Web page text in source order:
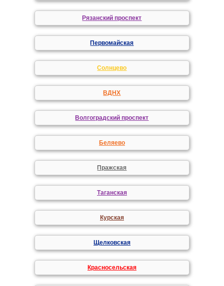
Рязанский проспект
Первомайская
Солнцево
ВДНХ
Волгоградский проспект
Беляево
Пражская
Таганская
Курская
Щелковская
Красносельская